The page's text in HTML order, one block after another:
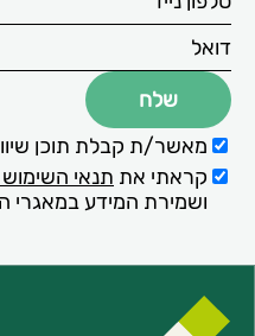
מאשר/ת קבלת תוכן
קראתי את תנאי השימוש
ושמירת המידע במאגרי